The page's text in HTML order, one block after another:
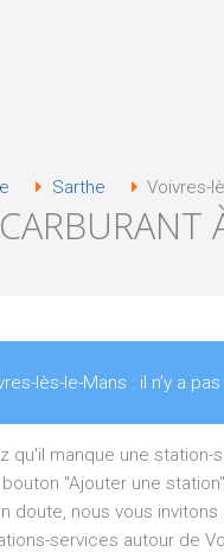
Sarthe Voivres-
lès-le-Mans : il n'y a
qu'il manque une
"Ajouter une
doute, nous vous
services autour de